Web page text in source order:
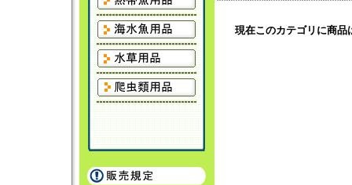
現在このカテゴリに商品